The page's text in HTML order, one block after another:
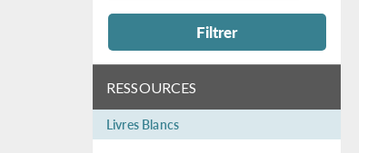
Filtrer
RESSOURCES
Livres Blancs